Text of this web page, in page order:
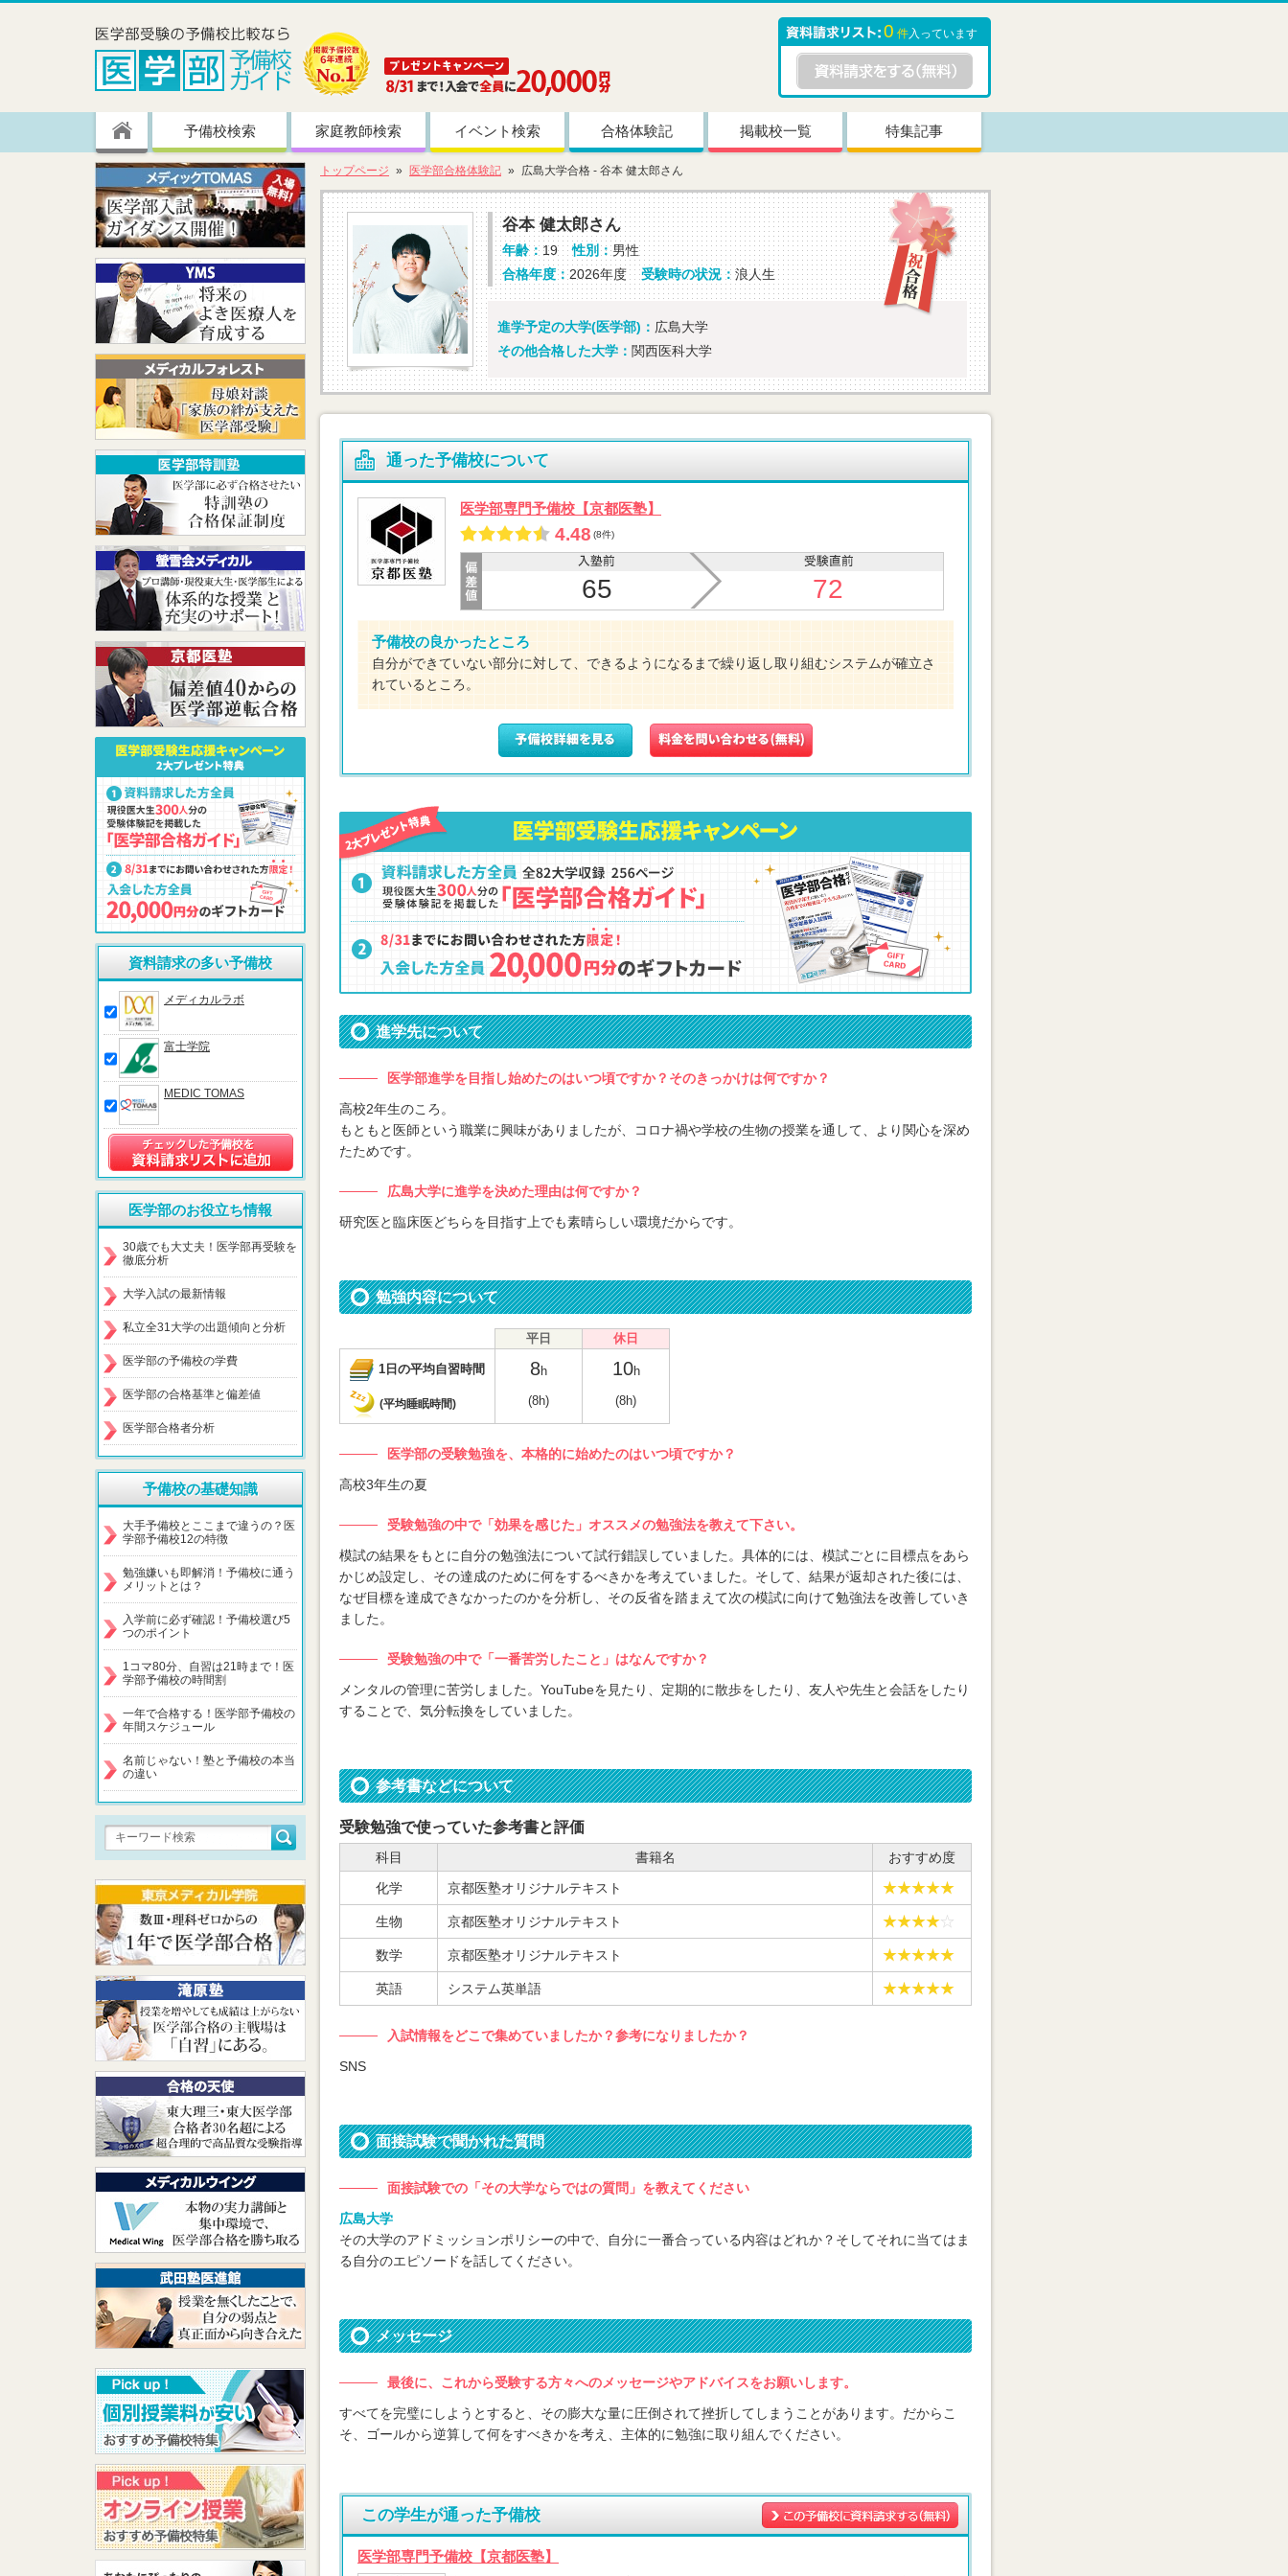
0 件入っています
予備校検索 家庭教師検索 イベント検索 合格体験記 掲載校一覧 特集記事
トップページ 医学部合格体験記 広島大学合格 - 谷本 健太郎さん
谷本 健太郎さん
年齢： 19 性別：男性
合格年度：2026年度 受験時の状況： 浪人生
進学予定の大学(医学部)： 広島大学
その他合格した大学： 関西医科大学
通った予備校について
医学部専門予備校【京都医塾】
4.48 (8件)
65 72
予備校の良かったところ
自分ができていない部分に対して、できるようになるまで繰り返し取り組むシステムが確立さ
れているところ。
進学先について
医学部進学を目指し始めたのはいつ頃ですか？そのきっかけは何ですか？
高校2年生のころ。
もともと医師という職業に興味がありましたが、コロナ禍や学校の生物の授業を通して、より関心を深め
たためです。
広島大学に進学を決めた理由は何ですか？
研究医と臨床医どちらを目指す上でも素晴らしい環境だからです。
勉強内容について
平日 休日
1日の平均自習時間 8h 10h
(平均睡眠時間) (8h) (8h)
医学部の受験勉強を、本格的に始めたのはいつ頃ですか？
高校3年生の夏
受験勉強の中で「効果を感じた」オススメの勉強法を教えて下さい。
模試の結果をもとに自分の勉強法について試行錯誤していました。具体的には、模試ごとに目標点をあら
かじめ設定し、その達成のために何をするべきかを考えていました。そして、結果が返却された後には、
なぜ目標を達成できなかったのかを分析し、その反省を踏まえて次の模試に向けて勉強法を改善していき
ました。
受験勉強の中で「一番苦労したこと」はなんですか？
メンタルの管理に苦労しました。YouTubeを見たり、定期的に散歩をしたり、友人や先生と会話をしたり
することで、気分転換をしていました。
参考書などについて
受験勉強で使っていた参考書と評価
科目 書籍名
おすすめ度
化学
京都医塾オリジナルテキスト
生物 京都医塾オリジナルテキスト
数学 京都医塾オリジナルテキスト
英語 システム英単語
入試情報をどこで集めていましたか？参考になりましたか？
SNS
面接試験で聞かれた質問
面接試験での「その大学ならではの質問」を教えてください
広島大学
その大学のアドミッションポリシーの中で、自分に一番合っている内容はどれか？そしてそれに当てはま
る自分のエピソードを話してください。
メッセージ
最後に、これから受験する方々へのメッセージやアドバイスをお願いします。
すべてを完璧にしようとすると、その膨大な量に圧倒されて挫折してしまうことがあります。だからこ
そ、ゴールから逆算して何をすべきかを考え、主体的に勉強に取り組んでください。
この学生が通った予備校
医学部専門予備校【京都医塾】
資料請求の多い予備校
メディカルラボ
富士学院
MEDIC TOMAS
医学部のお役立ち情報
30歳でも大丈夫！医学部再受験を
徹底分析
大学入試の最新情報
私立全31大学の出題傾向と分析
医学部の予備校の学費
医学部の合格基準と偏差値
医学部合格者分析
予備校の基礎知識
大手予備校とここまで違うの？医
学部予備校12の特徴
勉強嫌いも即解消！予備校に通う
メリットとは？
入学前に必ず確認！予備校選び5
つのポイント
1コマ80分、自習は21時まで！医
学部予備校の時間割
一年で合格する！医学部予備校の
年間スケジュール
名前じゃない！塾と予備校の本当
の違い